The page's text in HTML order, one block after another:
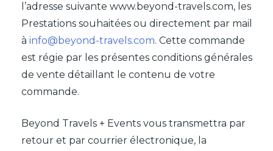
l’adresse suivante www.beyond-travels.com, les
Prestations souhaitées ou directement par mail
à info@beyond-travels.com. Cette commande
est régie par les présentes conditions générales
de vente détaillant le contenu de votre
commande.
Beyond Travels + Events vous transmettra par
retour et par courrier électronique, la